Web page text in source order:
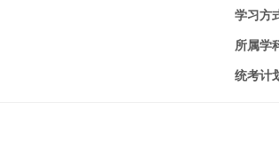
学习方
所属学
统考计